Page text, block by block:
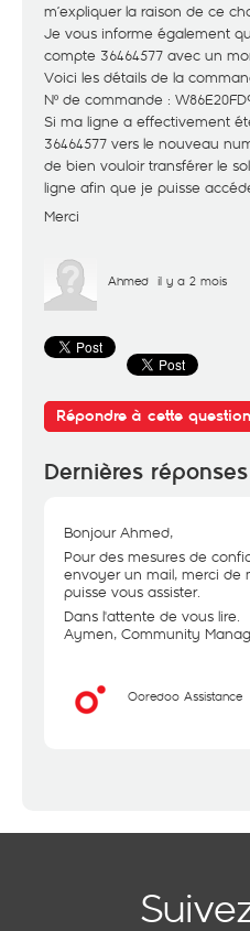
m’expliquer la raison de ce
Je vous informe également
compte 36464577 avec un
Voici les détails de la
Nº de commande :
Si ma ligne a effectivement
36464577 vers le nouveau
de bien vouloir transférer le
ligne afin que je puisse
Merci
Ahmed il y a 2 mois
Répondre à cette question
Dernières
Bonjour Ahmed,
Pour des mesures de
envoyer un mail, merci de
puisse vous assister.
Dans l'attente de vous lire.
Aymen, Community
Ooredoo Assistance